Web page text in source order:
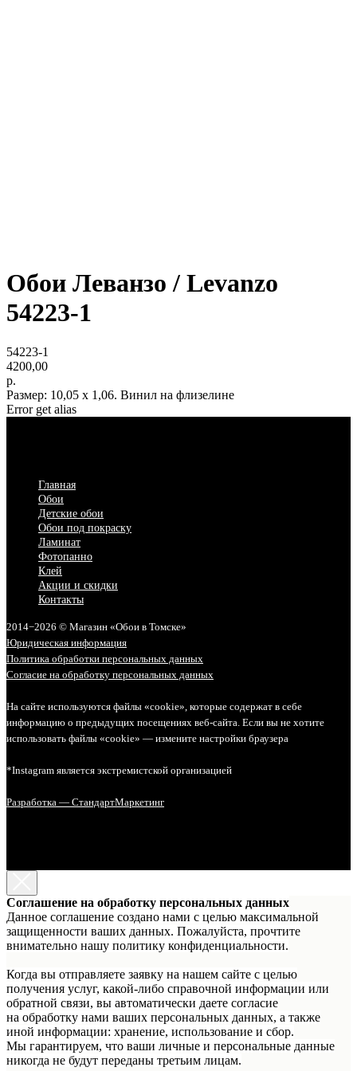
Обои Леванзо / Levanzo
54223-1
54223-1
4200,00
р.
Размер: 10,05 х 1,06. Винил на флизелине
Error get alias
Главная
Обои
Детские обои
Обои под покраску
Ламинат
Фотопанно
Клей
Акции и скидки
Контакты
2014−2026 © Магазин «Обои в Томске»
Юридическая информация
Политика обработки персональных данных
Согласие на обработку персональных данных
На сайте используются файлы «cookie», которые содержат в себе
информацию о предыдущих посещениях веб-сайта. Если вы не хотите
использовать файлы «cookie» — измените настройки браузера
*Instagram является экстремистской организацией
Разработка — СтандартМаркетинг
Соглашение на обработку персональных данных
Данное соглашение создано нами с целью максимальной
защищенности ваших данных. Пожалуйста, прочтите
внимательно нашу политику конфиденциальности.
Когда вы отправляете заявку на нашем сайте с целью
получения услуг, какой-либо справочной информации или
обратной связи, вы автоматически даете согласие
на обработку нами ваших персональных данных, а также
иной информации: хранение, использование и сбор.
Мы гарантируем, что ваши личные и персональные данные
никогда не будут переданы третьим лицам.